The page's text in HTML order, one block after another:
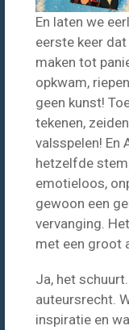
En laten we
eerste keer
maken tot
opkwam,
geen kunst!
tekenen,
valsspelen! En
hetzelfde
emotieloos,
gewoon een
vervanging.
met een groot
Ja, het
auteursrecht.
inspiratie en